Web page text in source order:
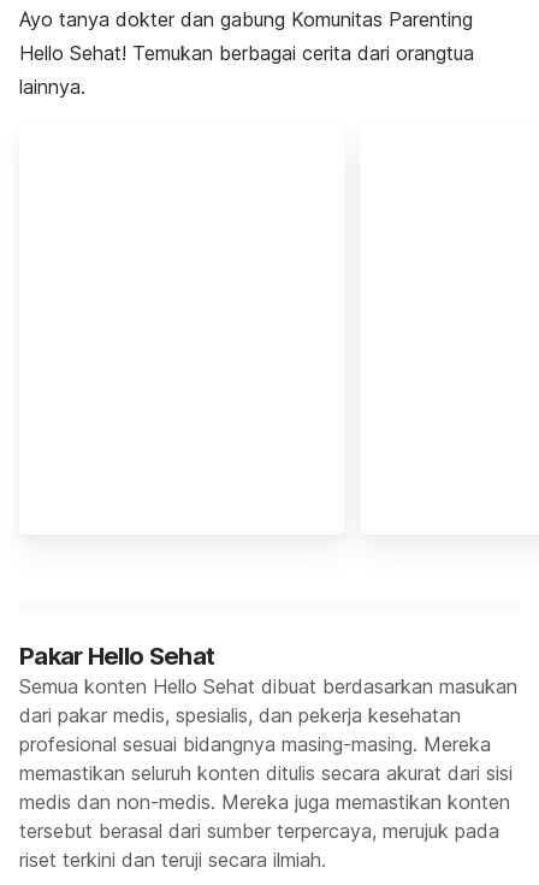
Ayo tanya dokter dan gabung Komunitas Parenting
Hello Sehat! Temukan berbagai cerita dari orangtua
lainnya.
Pakar Hello Sehat
Semua konten Hello Sehat dibuat berdasarkan masukan
dari pakar medis, spesialis, dan pekerja kesehatan
profesional sesuai bidangnya masing-masing. Mereka
memastikan seluruh konten ditulis secara akurat dari sisi
medis dan non-medis. Mereka juga memastikan konten
tersebut berasal dari sumber terpercaya, merujuk pada
riset terkini dan teruji secara ilmiah.